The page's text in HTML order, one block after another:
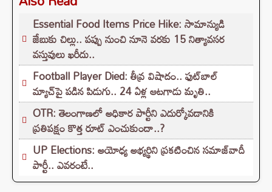
Essential Food Items Price Hike: సామాన్యుడి
జేబుకు చిల్లు.. పప్పు నుంచి నూనె వరకు 15 నిత్యావసర
వస్తువులు ఖరీదు..
Football Player Died: తీవ్ర విషాదం.. ఫుట్‌బాల్
మ్యాచ్‌పై పడిన పిడుగు.. 24 ఏళ్ల ఆటగాడు మృతి..
OTR: తెలంగాణలో అధికార పార్టీని ఎదుర్కోవడానికి
ప్రతిపక్షం కొత్త రూట్‌ ఎంచుకుందా..?
UP Elections: అయోధ్య అభ్యర్థిని ప్రకటించిన సమాజ్‌వాదీ
పార్టీ.. ఎవరంటే..